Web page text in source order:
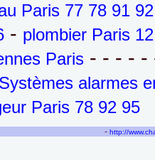
Paris 77 78 91
- plombier Paris 12
Paris - - - -
Systèmes alarmes
Paris 78 92 95
- http://